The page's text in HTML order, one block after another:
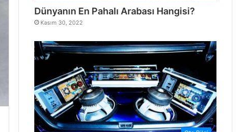
Dünyanın En Pahalı Arabası Hangisi?
Kasım 30, 2022